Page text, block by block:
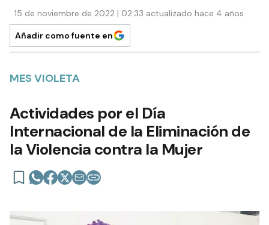
15 de noviembre de 2022 | 02:33 actualizado hace 4 años
Añadir como fuente en
MES VIOLETA
Actividades por el Día
Internacional de la Eliminación de
la Violencia contra la Mujer